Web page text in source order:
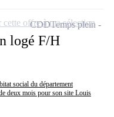
logé F/H
social du département
deux mois pour son site Louis
CDDTemps plein
cette offre à ma sélection